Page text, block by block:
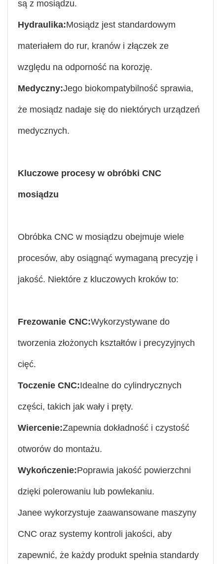
są z mosiądzu.
Hydraulika:Mosiądz jest standardowym
materiałem do rur, kranów i złączek ze
względu na odporność na korozję.
Medyczny:Jego biokompatybilność sprawia,
że mosiądz nadaje się do niektórych urządzeń
medycznych.
Kluczowe procesy w obróbki CNC
mosiądzu
Obróbka CNC w mosiądzu obejmuje wiele
procesów, aby osiągnąć wymaganą precyzję i
jakość. Niektóre z kluczowych kroków to:
Frezowanie CNC:Wykorzystywane do
tworzenia złożonych kształtów i precyzyjnych
cięć.
Toczenie CNC:Idealne do cylindrycznych
części, takich jak wały i pręty.
Wiercenie:Zapewnia dokładność i czystość
otworów do montażu.
Wykończenie:Poprawia jakość powierzchni
dzięki polerowaniu lub powlekaniu.
Janee wykorzystuje zaawansowane maszyny
CNC oraz systemy kontroli jakości, aby
zapewnić, że każdy produkt spełnia standardy